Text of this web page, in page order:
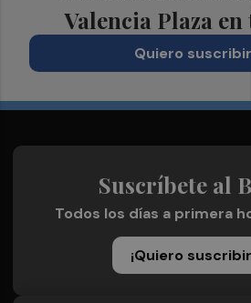
Valencia Plaza
Quiero
Suscríbete al
Todos los días a primera
¡Quiero